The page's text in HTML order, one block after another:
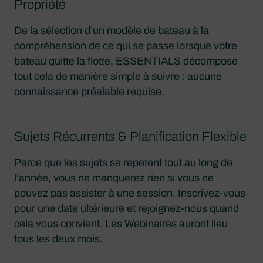
Propriété
De la sélection d’un modèle de bateau à la
compréhension de ce qui se passe lorsque votre
bateau quitte la flotte, ESSENTIALS décompose
tout cela de manière simple à suivre : aucune
connaissance préalable requise.
Sujets Récurrents & Planification Flexible
Parce que les sujets se répètent tout au long de
l’année, vous ne manquerez rien si vous ne
pouvez pas assister à une session. Inscrivez-vous
pour une date ultérieure et rejoignez-nous quand
cela vous convient. Les Webinaires auront lieu
tous les deux mois.